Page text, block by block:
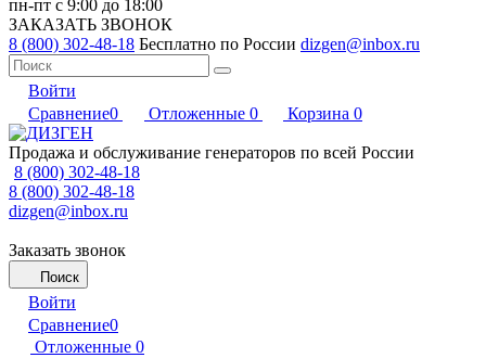
пн-пт с 9:00 до 18:00
ЗАКАЗАТЬ ЗВОНОК
8 (800) 302-48-18 Бесплатно по России dizgen@inbox.ru
Войти
Сравнение0 Отложенные 0 Корзина 0
Продажа и обслуживание генераторов по всей России
8 (800) 302-48-18
8 (800) 302-48-18
dizgen@inbox.ru
Заказать звонок
Поиск
Войти
Сравнение0
Отложенные 0